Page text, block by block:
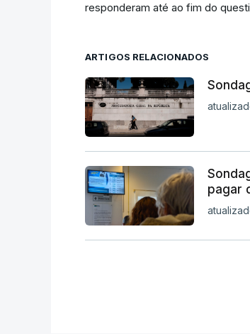
responderam até ao fim do
ARTIGOS RELACIONADOS
pagar